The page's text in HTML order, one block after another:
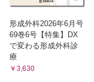
形成外科2026年6月号
69巻6号【特集】DX
で変わる形成外科診
療
￥3,630